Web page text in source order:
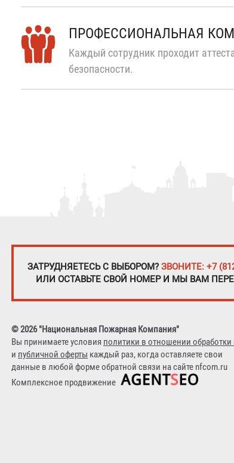
ПРОФЕССИОНАЛЬНАЯ
Каждый сотрудник проходит
безопасности.
ЗАТРУДНЯЕТЕСЬ С ВЫБОРОМ? ЗВОНИТЕ: +7
ИЛИ ОСТАВЬТЕ СВОЙ НОМЕР И МЫ ВАМ
© 2026 "Национальная Пожарная Компания"
Вы принимаете условия политики в отношении
и публичной оферты каждый раз, когда оставляете свои
данные в любой форме обратной связи на сайте nfcom.ru
Комплексное продвижение